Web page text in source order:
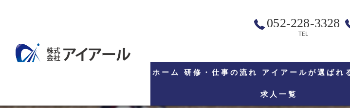
052-228-3328
TEL
ホーム 研修・仕事の流れ アイアールが選ばれ
求人一覧